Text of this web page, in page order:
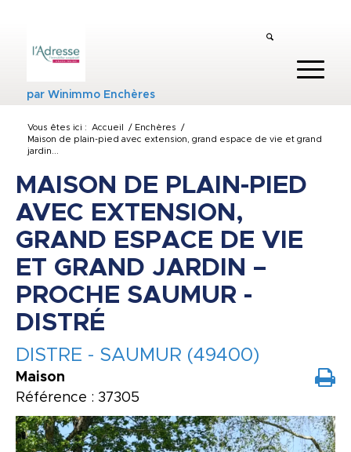
parWinimmo Enchères
Vous êtes ici : Accueil / Enchères
/
Maison de plain-pied avec extension, grand espace de vie et grand
jardin...
MAISON DE PLAIN-PIED
AVEC EXTENSION,
GRAND ESPACE DE VIE
ET GRAND JARDIN –
PROCHE SAUMUR -
DISTRÉ
DISTRE - SAUMUR (49400)
Maison
Référence : 37305